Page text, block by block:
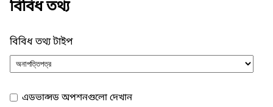
বিবিধ তথ্য
বিবিধ তথ্য টাইপ
এডভান্সড অপশনগুলো দেখান